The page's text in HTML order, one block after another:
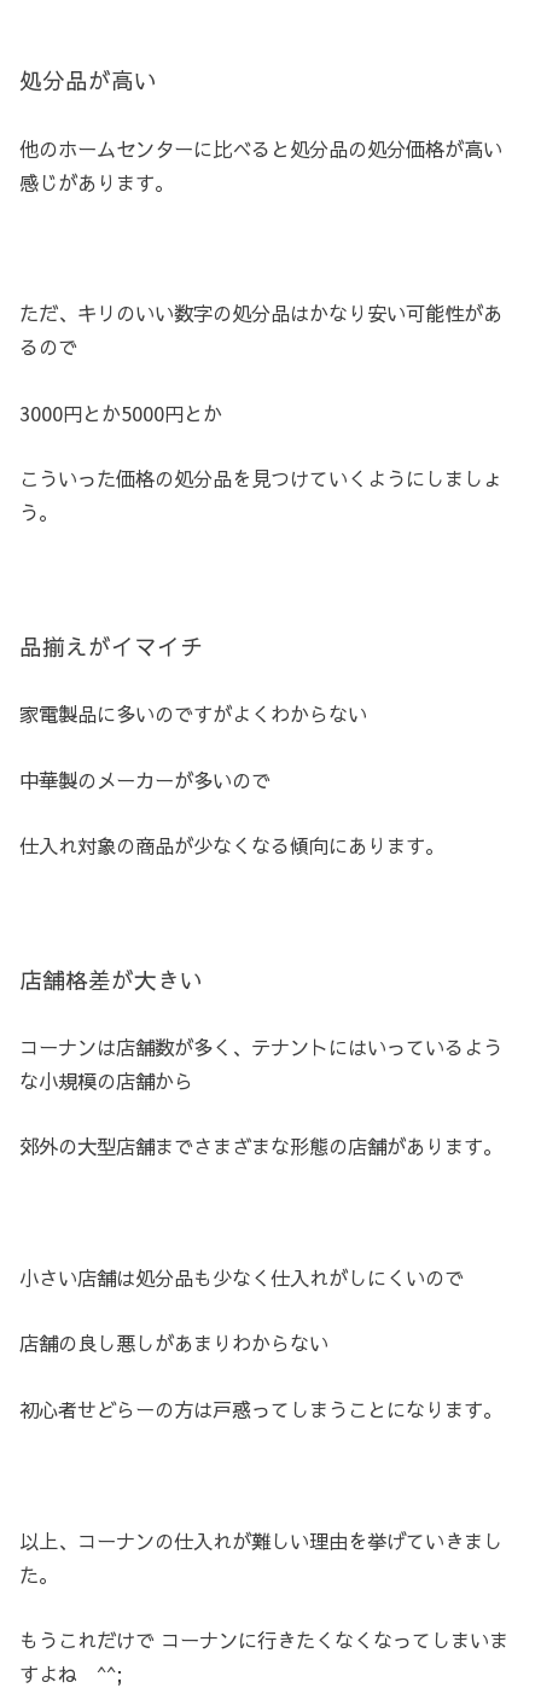
処分品が高い
他のホームセンターに比べると処分品の処分価格が高い
感じがあります。
ただ、キリのいい数字の処分品はかなり安い可能性があ
るので
3000円とか5000円とか
こういった価格の処分品を見つけていくようにしましょ
う。
品揃えがイマイチ
家電製品に多いのですがよくわからない
中華製のメーカーが多いので
仕入れ対象の商品が少なくなる傾向にあります。
店舗格差が大きい
コーナンは店舗数が多く、テナントにはいっているよう
な小規模の店舗から
郊外の大型店舗までさまざまな形態の店舗があります。
小さい店舗は処分品も少なく仕入れがしにくいので
店舗の良し悪しがあまりわからない
初心者せどらーの方は戸惑ってしまうことになります。
以上、コーナンの仕入れが難しい理由を挙げていきまし
た。
もうこれだけで コーナンに行きたくなくなってしまいま
すよね ^^;